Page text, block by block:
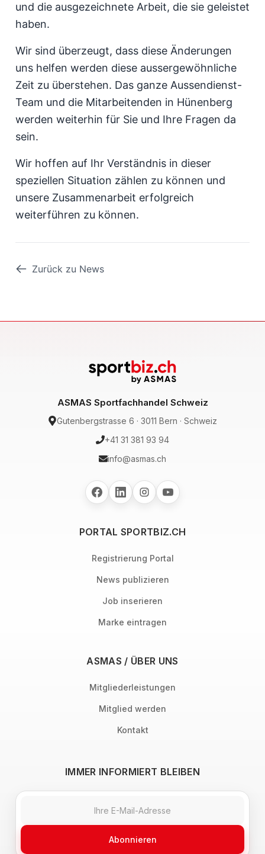
und die ausgezeichnete Arbeit, die sie geleistet
haben.
Wir sind überzeugt, dass diese Änderungen
uns helfen werden diese aussergewöhnliche
Zeit zu überstehen. Das ganze Aussendienst-
Team und die Mitarbeitenden in Hünenberg
werden weiterhin für Sie und Ihre Fragen da
sein.
Wir hoffen auf Ihr Verständnis in dieser
speziellen Situation zählen zu können und
unsere Zusammenarbeit erfolgreich
weiterführen zu können.
Zurück zu News
ASMAS Sportfachhandel Schweiz
Gutenbergstrasse 6 · 3011 Bern · Schweiz
+41 31 381 93 94
info@asmas.ch
PORTAL SPORTBIZ.CH
Registrierung Portal
News publizieren
Job inserieren
Marke eintragen
ASMAS / ÜBER UNS
Mitgliederleistungen
Mitglied werden
Kontakt
IMMER INFORMIERT BLEIBEN
Abonnieren